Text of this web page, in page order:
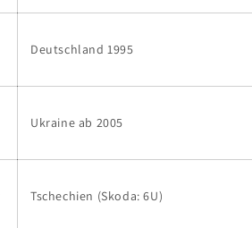
Deutschland 1995
Ukraine ab 2005
Tschechien (Skoda: 6U)